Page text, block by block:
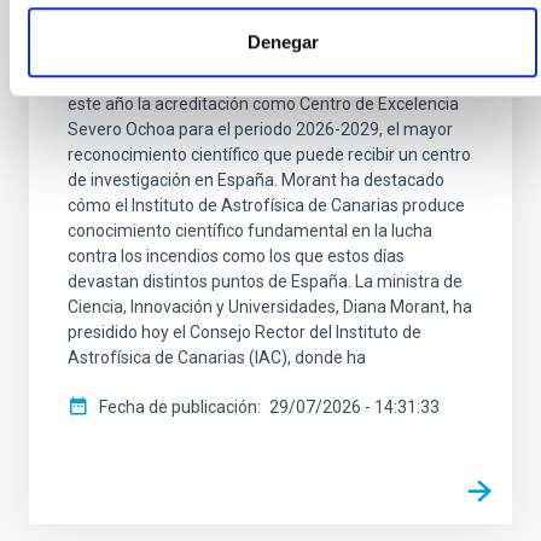
Denegar
2026 para su actividad
La ministra ha felicitado al IAC por haber recuperado
este año la acreditación como Centro de Excelencia
Severo Ochoa para el periodo 2026-2029, el mayor
reconocimiento científico que puede recibir un centro
de investigación en España. Morant ha destacado
cómo el Instituto de Astrofísica de Canarias produce
conocimiento científico fundamental en la lucha
contra los incendios como los que estos días
devastan distintos puntos de España. La ministra de
Ciencia, Innovación y Universidades, Diana Morant, ha
presidido hoy el Consejo Rector del Instituto de
Astrofísica de Canarias (IAC), donde ha
Fecha de publicación 29/07/2026 - 14:31:33